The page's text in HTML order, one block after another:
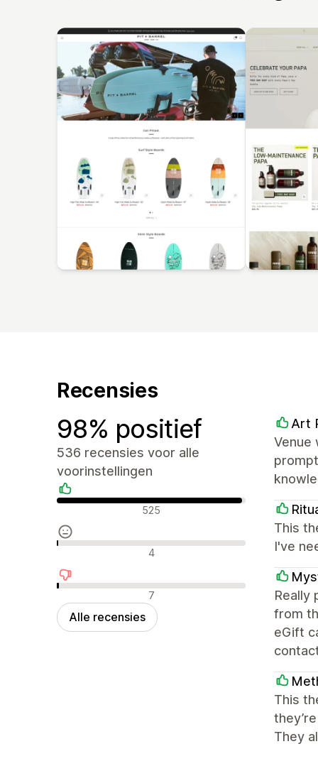
Recensies
98% positief
536 recensies voor alle
voorinstellingen
Positieve recensies
525
Neutrale recensies4
Negatieve recensies
7
Alle recensies
Art
Venue
This
I've
Really
from
eGift
This
They